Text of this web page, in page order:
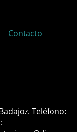
Contacto
Teléfono: